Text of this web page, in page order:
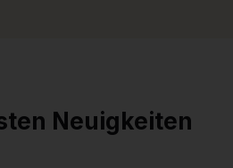
Neuigkeiten